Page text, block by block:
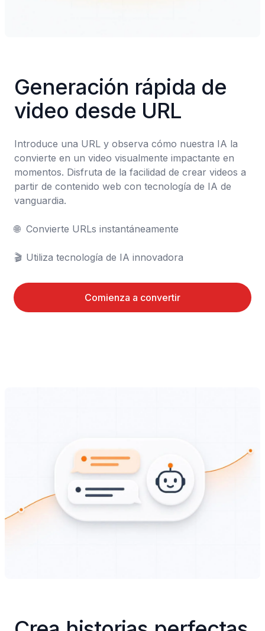
Generación rápida de
video desde URL
Introduce una URL y observa cómo nuestra IA la
convierte en un video visualmente impactante en
momentos. Disfruta de la facilidad de crear videos a
partir de contenido web con tecnología de IA de
vanguardia.
🌐	Convierte URLs instantáneamente
🎬	Utiliza tecnología de IA innovadora
Comienza a convertir